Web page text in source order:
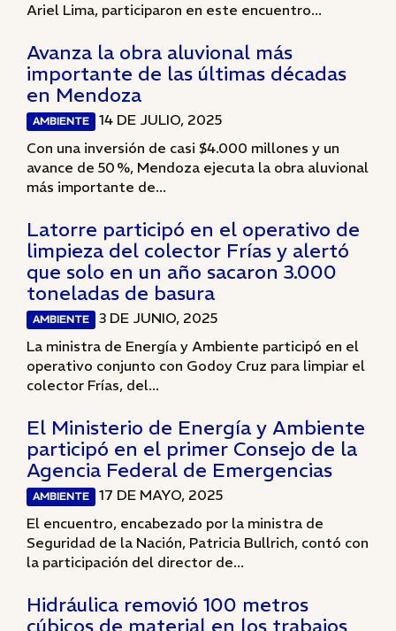
Ariel Lima, participaron en este encuentro...
Avanza la obra aluvional más
importante de las últimas décadas
en Mendoza
AMBIENTE
14 DE JULIO, 2025
Con una inversión de casi $4.000 millones y un
avance de 50 %, Mendoza ejecuta la obra aluvional
más importante de...
Latorre participó en el operativo de
limpieza del colector Frías y alertó
que solo en un año sacaron 3.000
toneladas de basura
AMBIENTE
3 DE JUNIO, 2025
La ministra de Energía y Ambiente participó en el
operativo conjunto con Godoy Cruz para limpiar el
colector Frías, del...
El Ministerio de Energía y Ambiente
participó en el primer Consejo de la
Agencia Federal de Emergencias
AMBIENTE
17 DE MAYO, 2025
El encuentro, encabezado por la ministra de
Seguridad de la Nación, Patricia Bullrich, contó con
la participación del director de...
Hidráulica removió 100 metros
cúbicos de material en los trabajos